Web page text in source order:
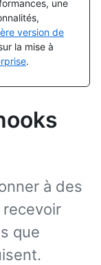
une
version de
la mise à
.
à des
que